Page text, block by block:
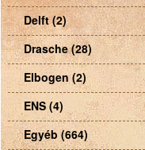
Delft (2)
Drasche (28)
Elbogen (2)
ENS (4)
Egyéb (664)